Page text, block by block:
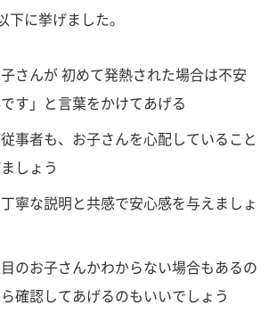
下に挙げました。
子さんが 初めて発熱された場合は不安
す」と言葉をかけてあげる
事者も、お子さんを心配していること
しょう
寧な説明と共感で安心感を与えましょ
のお子さんかわからない場合もあるの
確認してあげるのもいいでしょう